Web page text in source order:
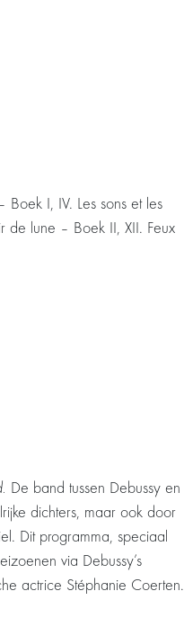
I, IV. Les sons et les
de lune – Boek II, XII. Feux
De band tussen Debussy en
dichters, maar ook door
Dit programma, speciaal
via Debussy’s
actrice Stéphanie Coerten.